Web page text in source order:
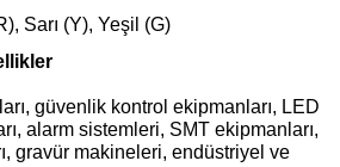
Sarı (Y), Yeşil (G)
güvenlik kontrol ekipmanları, LED
alarm sistemleri, SMT ekipmanları,
gravür makineleri, endüstriyel ve